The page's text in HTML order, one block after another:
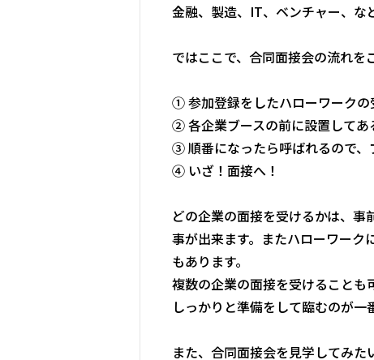
金融、製造、IT、ベンチャー、な
ではここで、合同面接会の流れ
① 参加登録をしたハローワークの
② 各企業ブースの前に設置して
③ 順番になったら呼ばれるので、
④ いざ！面接へ！
どの企業の面接を受けるかは、
事が出来ます。またハローワーク
もあります。
複数の企業の面接を受けることも
しっかりと準備をして臨むのが一
また、合同面接会を見学してみた